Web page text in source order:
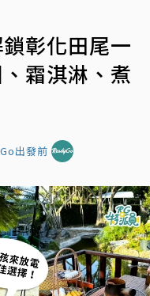
彰化田尾一
霜淇淋、煮
出發前